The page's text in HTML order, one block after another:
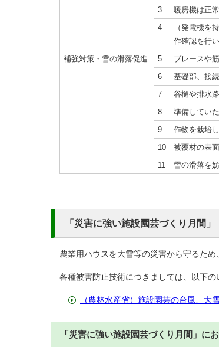
3
暖房機は正
4
（発電機を
作確認を行
補強対策・雪の滑落促進
5
ブレースや
6
基礎部、接
7
谷樋や排水
8
準備してい
9
作物を栽培
10
被覆材の表
11
雪の滑落を
「災害に強い施設園芸づくり月間」
農業用ハウスを大雪等の災害から守るため
各種被害防止技術につきましては、以下の
（農林水産省）施設園芸の台風、大
「災害に強い施設園芸づくり月間」に